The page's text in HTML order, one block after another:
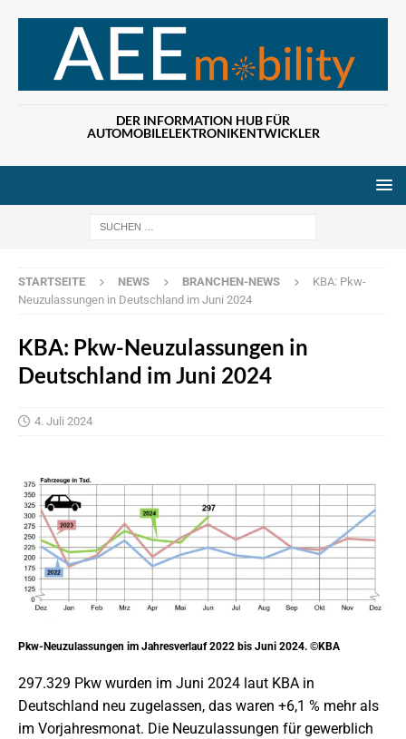
DER INFORMATION HUB FÜR
AUTOMOBILELEKTRONIKENTWICKLER
STARTSEITE NEWS BRANCHEN-NEWS
KBA: Pkw-
Neuzulassungen in Deutschland im Juni 2024
KBA: Pkw-Neuzulassungen in
Deutschland im Juni 2024
4. Juli 2024
Pkw-Neuzulassungen im Jahresverlauf 2022 bis Juni 2024. ©KBA
297.329 Pkw wurden im Juni 2024 laut KBA in
Deutschland neu zugelassen, das waren +6,1 % mehr als
im Vorjahresmonat. Die Neuzulassungen für gewerblich